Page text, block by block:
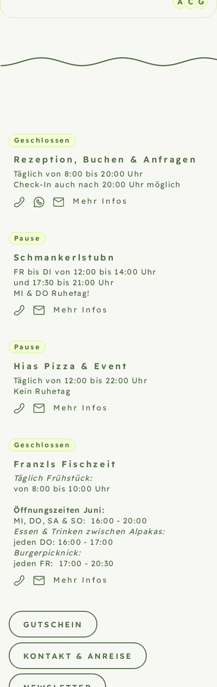
Rezeption, Buchen & Anfragen
Geschlossen
Täglich von 8:00 bis 20:00 Uhr
Check-In auch nach 20:00 Uhr möglich
Mehr Infos
Schmankerlstubn
Pause
FR bis DI von 12:00 bis 14:00 Uhr
und 17:30 bis 21:00 Uhr
MI & DO Ruhetag!
Mehr Infos
Hias Pizza & Event
Pause
Täglich von 12:00 bis 22:00 Uhr
Kein Ruhetag
Mehr Infos
Franzls Fischzeit
Geschlossen
Täglich Frühstück:
von 8:00 bis 10:00 Uhr
Öffnungszeiten Juni:
MI, DO, SA & SO: 16:00 - 20:00
Essen & Trinken zwischen Alpakas:
jeden DO: 16:00 - 17:00
Burgerpicknick:
jeden FR: 17:00 - 20:30
Mehr Infos
GUTSCHEIN
KONTAKT & ANREISE